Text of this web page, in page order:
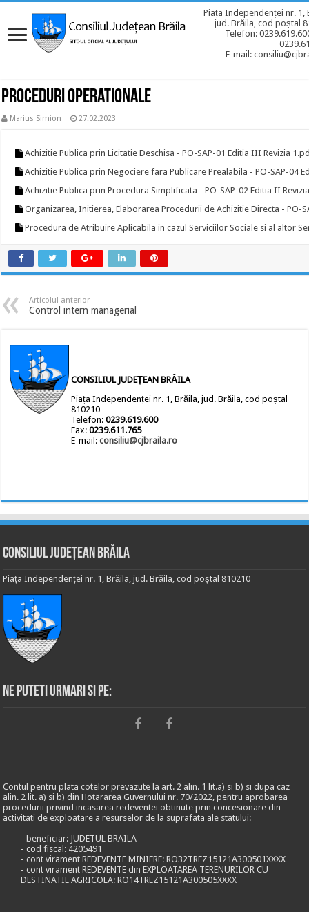
Piața Independenței nr. 1,
jud. Brăila, cod poștal
Telefon:
E-mail:
Proceduri operationale
Marius Simion 27.02.2023
Achizitie Publica prin Licitatie Deschisa - PO-SAP-01 Editia III Revizia
Achizitie Publica prin Negociere fara Publicare Prealabila - PO-SAP-04
Achizitie Publica prin Procedura Simplificata - PO-SAP-02 Editia II
Organizarea, Initierea, Elaborarea Procedurii de Achizitie Directa - PO-
Procedura de Atribuire Aplicabila in cazul Serviciilor Sociale si al altor
Articolul anterior
Control intern managerial
CONSILIUL JUDEȚEAN BRĂILA
Piața Independenței nr. 1, Brăila, jud. Brăila, cod poștal
810210
Telefon:0239.619.600
Fax:0239.611.765
E-mail:consiliu@cjbraila.ro
Consiliul Județean Brăila
Piața Independenței nr. 1, Brăila, jud. Brăila, cod poștal 810210
Ne puteti urmari si pe:
Contul pentru plata cotelor prevazute la art. 2 alin. 1 lit.a) si b) si dupa caz
alin. 2 lit. a) si b) din Hotararea Guvernului nr. 70/2022, pentru aprobarea
procedurii privind incasarea redeventei obtinute prin concesionare din
activitati de exploatare a resurselor de la suprafata ale statului:
- beneficiar: JUDETUL BRAILA
- cod fiscal: 4205491
- cont virament REDEVENTE MINIERE: RO32TREZ15121A300501XXXX
- cont virament REDEVENTE din EXPLOATAREA TERENURILOR CU
DESTINATIE AGRICOLA: RO14TREZ15121A300505XXXX